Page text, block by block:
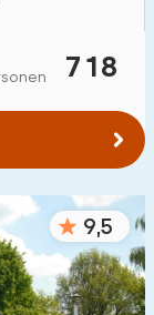
:
718
9,5